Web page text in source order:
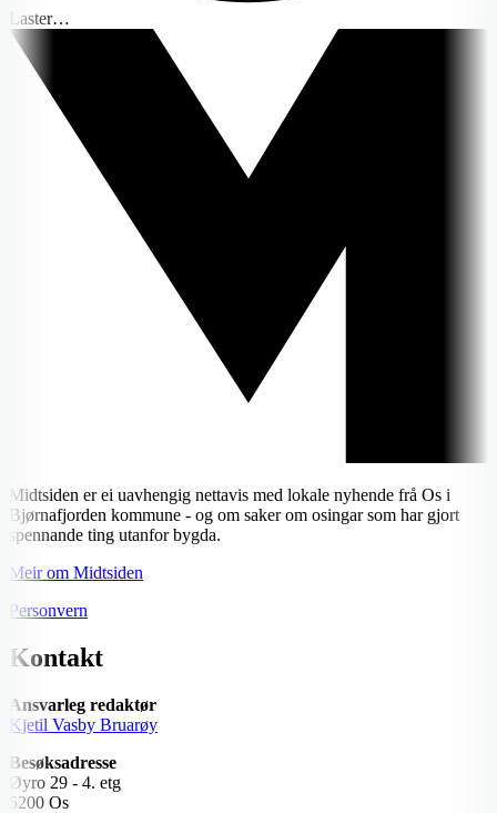
Laster…
Midtsiden er ei uavhengig nettavis med lokale nyhende frå Os i
Bjørnafjorden kommune - og om saker om osingar som har gjort
spennande ting utanfor bygda.
Meir om Midtsiden
Personvern
Kontakt
Ansvarleg redaktør
Kjetil Vasby Bruarøy
Besøksadresse
Øyro 29 - 4. etg
5200 Os